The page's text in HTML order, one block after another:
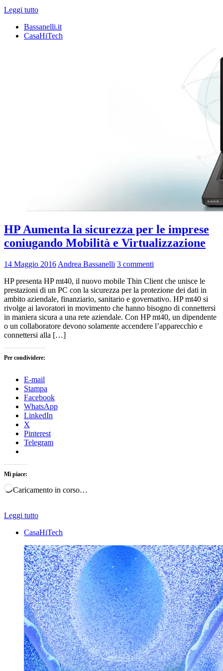
Leggi tutto
Bassanelli.it
CasaHiTech
HP Aumenta la sicurezza per le imprese
coniugando Mobilità e Virtualizzazione
14 Maggio 2016 Andrea Bassanelli 3 commenti
HP presenta HP mt40, il nuovo mobile Thin Client che unisce le
prestazioni di un PC con la sicurezza per la protezione dei dati in
ambito aziendale, finanziario, sanitario e governativo. HP mt40 si
rivolge ai lavoratori in movimento che hanno bisogno di connettersi
in maniera sicura a una rete aziendale. Con HP mt40, un dipendente
o un collaboratore devono solamente accendere l’apparecchio e
connettersi alla […]
Per condividere:
E-mail
Stampa
Facebook
WhatsApp
LinkedIn
X
Pinterest
Telegram
Mi piace:
Caricamento in corso…
Leggi tutto
CasaHiTech